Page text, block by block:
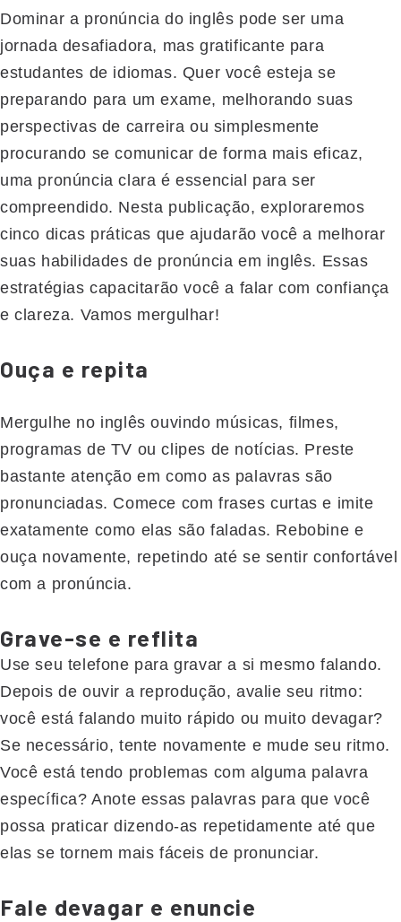
Dominar a pronúncia do inglês pode ser uma
jornada desafiadora, mas gratificante para
estudantes de idiomas. Quer você esteja se
preparando para um exame, melhorando suas
perspectivas de carreira ou simplesmente
procurando se comunicar de forma mais eficaz,
uma pronúncia clara é essencial para ser
compreendido. Nesta publicação, exploraremos
cinco dicas práticas que ajudarão você a melhorar
suas habilidades de pronúncia em inglês. Essas
estratégias capacitarão você a falar com confiança
e clareza. Vamos mergulhar!
Ouça e repita
Mergulhe no inglês ouvindo músicas, filmes,
programas de TV ou clipes de notícias. Preste
bastante atenção em como as palavras são
pronunciadas. Comece com frases curtas e imite
exatamente como elas são faladas. Rebobine e
ouça novamente, repetindo até se sentir confortável
com a pronúncia.
Grave-se e reflita
Use seu telefone para gravar a si mesmo falando.
Depois de ouvir a reprodução, avalie seu ritmo:
você está falando muito rápido ou muito devagar?
Se necessário, tente novamente e mude seu ritmo.
Você está tendo problemas com alguma palavra
específica? Anote essas palavras para que você
possa praticar dizendo-as repetidamente até que
elas se tornem mais fáceis de pronunciar.
Fale devagar e enuncie